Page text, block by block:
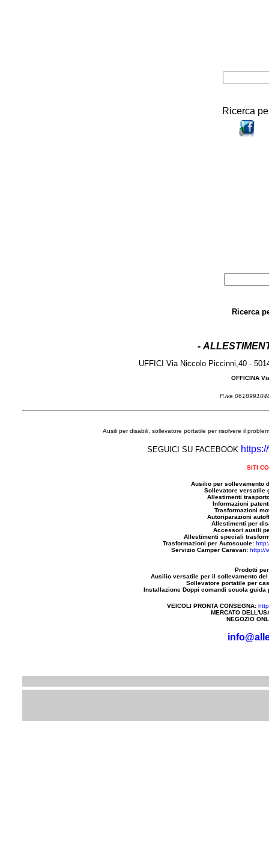
Ricerca
Ricerca
-
UFFICI Via Niccolo Piccinni,40 -
OFFICINA
P.iva
Ausili per disabili, sollevatore portatile per risolvere il
SEGUICI SU FACEBOOK
SITI
Ausilio per sollevamento
Sollevatore versatile
Allestimenti
Informazioni
Trasformazioni
Autoriparazioni
Allestimenti per
Accessori ausili
Allestimenti speciali
Trasformazioni per Autoscuole:
Servizio Camper Caravan: http://
Prodotti
Ausilio versatile per il sollevamento
Sollevatore portatile per
Installazione Doppi comandi scuola
VEICOLI PRONTA CONSEGNA:
MERCATO
NEGOZIO